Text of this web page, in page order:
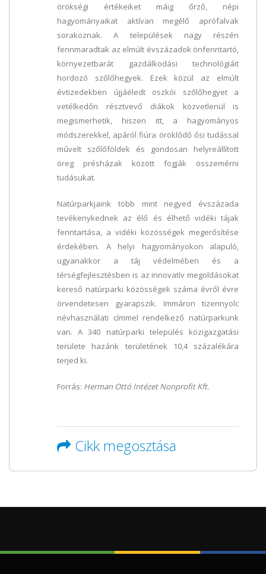
örökségi értékeiket máig őrző, népi
hagyományaikat aktívan megélő aprófalvak
sorakoznak. A települések nagy részén
fennmaradtak az elmúlt évszázadok önfenntartó,
környezetbarát gazdálkodási technológiáit
hordozó szőlőhegyek. Ezek közül az elmúlt
évtizedekben újjáéledt oszkói szőlőhegyet a
vetélkedőn résztvevő diákok közvetlenül is
megismerhetik, hiszen itt, a hagyományos
módszerekkel, apáról fiúra öröklődő ősi tudással
művelt szőlőföldek és gondosan helyreállított
öreg présházak között fogják összemérni
tudásukat.
Natúrparkjaink több mint negyed évszázada
tevékenykednek az élő és élhető vidéki tájak
fenntartása, a vidéki közösségek megerősítése
érdekében. A helyi hagyományokon alapuló,
ugyanakkor a táj védelmében és a
térségfejlesztésben is az innovatív megoldásokat
kereső natúrparki közösségek száma évről évre
örvendetesen gyarapszik. Immáron tizennyolc
névhasználati címmel rendelkező natúrparkunk
van. A 340 natúrparki település közigazgatási
területe hazánk területének 10,4 százalékára
terjed ki.
Forrás: Herman Ottó Intézet Nonprofit Kft.
Cikk megosztása